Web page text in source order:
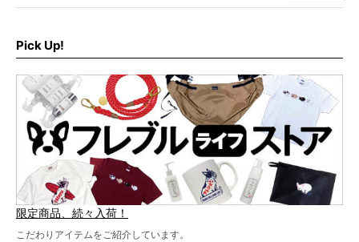
ど、内容盛りだくさんでお送りしていますので、最後まで
お見逃しなく！
Pick Up!
限定商品、続々入荷！
こだわりアイテムをご紹介しています。